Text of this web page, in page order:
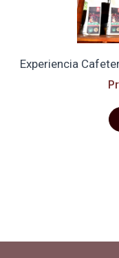
Experiencia